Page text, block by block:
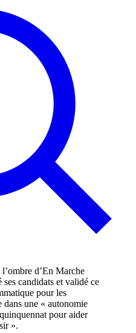
candidats et validé ce
pour les
dans une « autonomie
pour aider
».